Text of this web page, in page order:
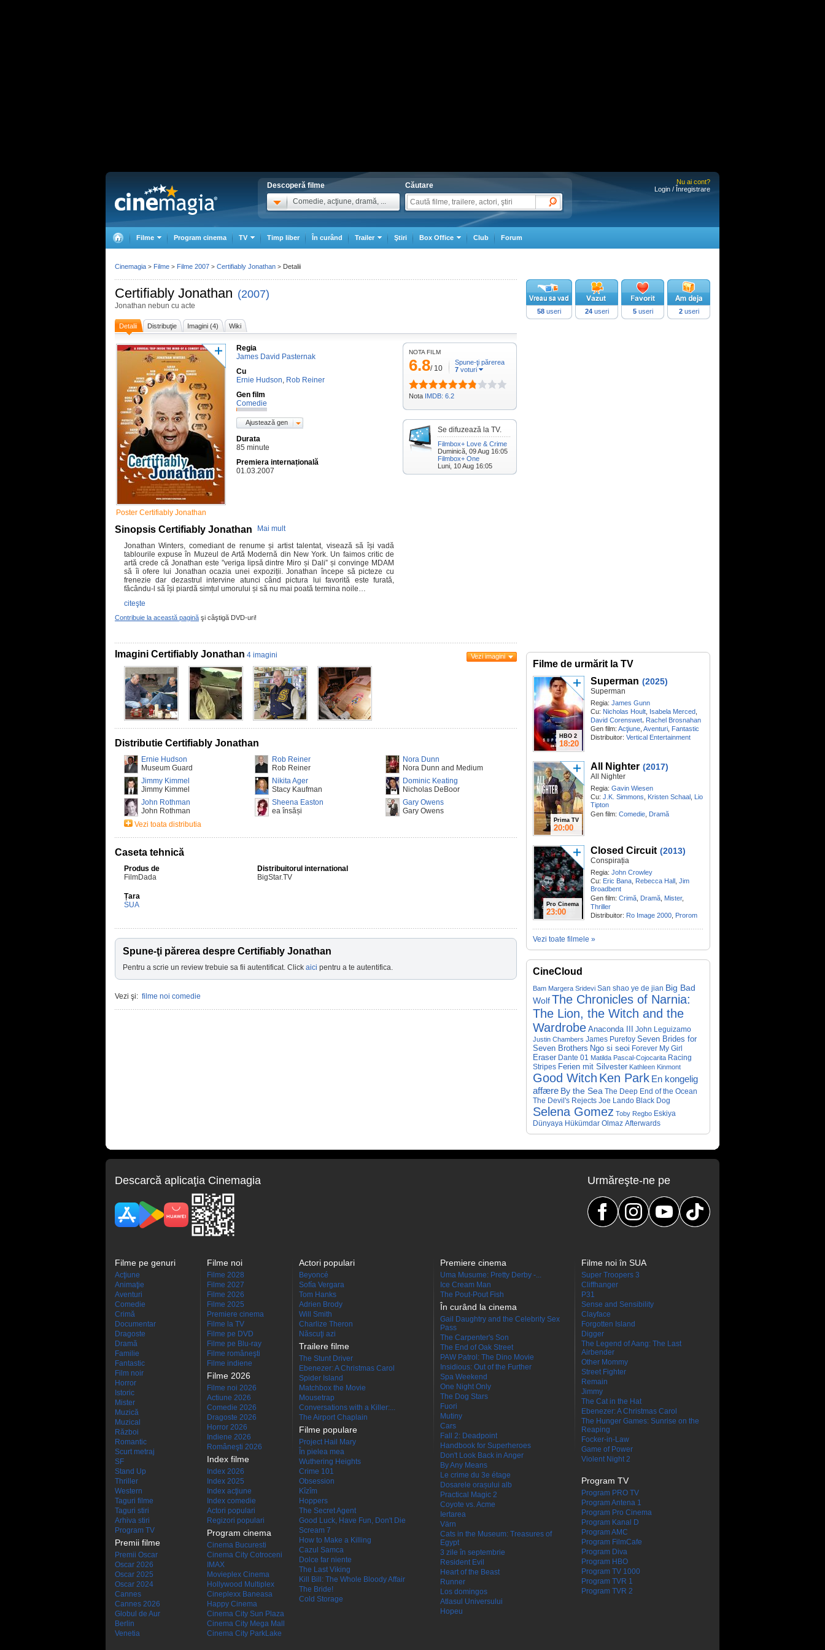
Descoperă filme
Comedie, acţiune, dramă, ...
Căutare
Nu ai cont?
Login / Înregistrare
Filme Program cinema TV Timp liber În curând Trailer Ştiri Box Office Club Forum
Certifiably Jonathan (2007)
Jonathan nebun cu acte
Detalii Distribuţie Imagini (4) Wiki
Poster Certifiably Jonathan
Regia
James David Pasternak
Cu
Ernie Hudson, Rob Reiner
Gen film
Comedie
Ajustează gen
Durata
85 minute
Premiera internațională
01.03.2007
Sinopsis Certifiably Jonathan
Mai mult
Jonathan Winters, comediant de renume și artist talentat, visează să își vadă
tablourile expuse în Muzeul de Artă Modernă din New York. Un faimos critic de
artă crede că Jonathan este ”veriga lipsă dintre Miro și Dali” și convinge MDAM
să îi ofere lui Jonathan ocazia unei expoziții. Jonathan începe să picteze cu
frenezie dar dezastrul intervine atunci când pictura lui favorită este furată,
făcându-l să își piardă simțul umorului și să nu mai poată termina noile…
citeşte
Contribuie la această pagină şi câştigă DVD-uri!
NOTA FILM
6.8/ 10
Spune-ţi părerea
7 voturi
Nota IMDB: 6.2
Se difuzează la TV.
Filmbox+ Love & Crime
Duminică, 09 Aug 16:05
Filmbox+ One
Luni, 10 Aug 16:05
58 useri 24useri 5useri 2useri
Imagini Certifiably Jonathan 4 imagini Vezi imagini
Distributie Certifiably Jonathan
Ernie Hudson
Museum Guard
Rob Reiner
Rob Reiner
Nora Dunn
Nora Dunn and Medium
Jimmy Kimmel
Jimmy Kimmel
Nikita Ager
Stacy Kaufman
Dominic Keating
Nicholas DeBoor
John Rothman
John Rothman
Sheena Easton
ea însăși
Gary Owens
Gary Owens
Vezi toata distributia
Caseta tehnică
Produs de
FilmDada
Distribuitorul international
BigStar.TV
Țara
SUA
Spune-ţi părerea despre Certifiably Jonathan
Pentru a scrie un review trebuie sa fii autentificat. Click aici pentru a te autentifica.
Vezi şi: filme noi comedie
Filme de urmărit la TV
HBO 2
18:20
Superman (2025)
Superman
Regia: James Gunn
Cu: Nicholas Hoult Isabela Merced
David Corenswet, Rachel Brosnahan
Gen film: Acţiune Aventuri Fantastic
Distribuitor: Vertical Entertainment
Prima TV
20:00
All Nighter (2017)
All Nighter
Regia: Gavin Wiesen
Cu: J.K. Simmons Kristen Schaal Lio
Tipton
Gen film: Comedie Dramă
Pro Cinema
23:00
Closed Circuit (2013)
Conspirația
Regia: John Crowley
Cu: Eric Bana Rebecca Hall Jim
Broadbent
Gen film: Crimă Dramă Mister,
Thriller
Distribuitor: Ro Image 2000 Prorom
Vezi toate filmele »
CineCloud
Bam Margera Sridevi San shao ye de jian Big Bad
Wolf The Chronicles of Narnia:
The Lion, the Witch and the
Wardrobe Anaconda III John Leguizamo
Justin Chambers James Purefoy Seven Brides for
Seven Brothers Ngo si seoi Forever My Girl
Eraser Dante 01 Matilda Pascal-Cojocarita Racing
Stripes Ferien mit Silvester Kathleen Kinmont
Good Witch Ken Park En kongelig
affære By the Sea The Deep End of the Ocean
The Devil's Rejects Joe Lando Black Dog
Selena Gomez Toby Regbo Eskiya
Dünyaya Hükümdar Olmaz Afterwards
Cinemagia > Filme > Filme 2007 > Certifiably Jonathan > Detalii
Descarcă aplicaţia Cinemagia Urmăreşte-ne pe
Filme pe genuri
Acţiune
Animaţie
Aventuri
Comedie
Crimă
Documentar
Dragoste
Dramă
Familie
Fantastic
Film noir
Horror
Istoric
Mister
Muzică
Muzical
Război
Romantic
Scurt metraj
SF
Stand Up
Thriller
Western
Taguri filme
Taguri stiri
Arhiva stiri
Program TV
Premii filme
Premii Oscar
Oscar 2026
Oscar 2025
Oscar 2024
Cannes
Cannes 2026
Globul de Aur
Berlin
Venetia
Filme noi
Filme 2028
Filme 2027
Filme 2026
Filme 2025
Premiere cinema
Filme la TV
Filme pe DVD
Filme pe Blu-ray
Filme româneşti
Filme indiene
Filme 2026
Filme noi 2026
Actiune 2026
Comedie 2026
Dragoste 2026
Horror 2026
Indiene 2026
Româneşti 2026
Index filme
Index 2026
Index 2025
Index acţiune
Index comedie
Actori populari
Regizori populari
Program cinema
Cinema Bucuresti
Cinema City Cotroceni
IMAX
Movieplex Cinema
Hollywood Multiplex
Cineplexx Baneasa
Happy Cinema
Cinema City Sun Plaza
Cinema City Mega Mall
Cinema City ParkLake
Actori populari
Beyoncé
Sofía Vergara
Tom Hanks
Adrien Brody
Will Smith
Charlize Theron
Născuţi azi
Trailere filme
The Stunt Driver
Ebenezer: A Christmas Carol
Spider Island
Matchbox the Movie
Mousetrap
Conversations with a Killer:...
The Airport Chaplain
Filme populare
Project Hail Mary
În pielea mea
Wuthering Heights
Crime 101
Obsession
Kîzîm
Hoppers
The Secret Agent
Good Luck, Have Fun, Don't Die
Scream 7
How to Make a Killing
Cazul Samca
Dolce far niente
The Last Viking
Kill Bill: The Whole Bloody Affair
The Bride!
Cold Storage
Premiere cinema
Uma Musume: Pretty Derby -...
Ice Cream Man
The Pout-Pout Fish
În curând la cinema
Gail Daughtry and the Celebrity Sex
Pass
The Carpenter's Son
The End of Oak Street
PAW Patrol: The Dino Movie
Insidious: Out of the Further
Spa Weekend
One Night Only
The Dog Stars
Fuori
Mutiny
Cars
Fall 2: Deadpoint
Handbook for Superheroes
Don't Look Back in Anger
By Any Means
Le crime du 3e étage
Dosarele orașului alb
Practical Magic 2
Coyote vs. Acme
Iertarea
Värn
Cats in the Museum: Treasures of
Egypt
3 zile în septembrie
Resident Evil
Heart of the Beast
Runner
Los domingos
Atlasul Universului
Hopeu
Filme noi în SUA
Super Troopers 3
Cliffhanger
P31
Sense and Sensibility
Clayface
Forgotten Island
Digger
The Legend of Aang: The Last
Airbender
Other Mommy
Street Fighter
Remain
Jimmy
The Cat in the Hat
Ebenezer: A Christmas Carol
The Hunger Games: Sunrise on the
Reaping
Focker-in-Law
Game of Power
Violent Night 2
Program TV
Program PRO TV
Program Antena 1
Program Pro Cinema
Program Kanal D
Program AMC
Program FilmCafe
Program Diva
Program HBO
Program TV 1000
Program TVR 1
Program TVR 2